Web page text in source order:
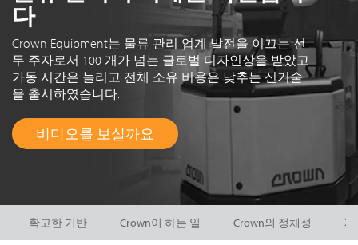
다
Crown Equipment는 물류 관리 업계 발전을 이끄는 선
두 주자로서 100 개가 넘는 글로벌 디자인상을 받았고
가동 시간은 늘리고 전체 소유 비용은 낮추는 신기술
을 출시하였습니다.
비디오를 보실까요
확고한 기반 Crown이 하는 일 Crown의 정체성 제